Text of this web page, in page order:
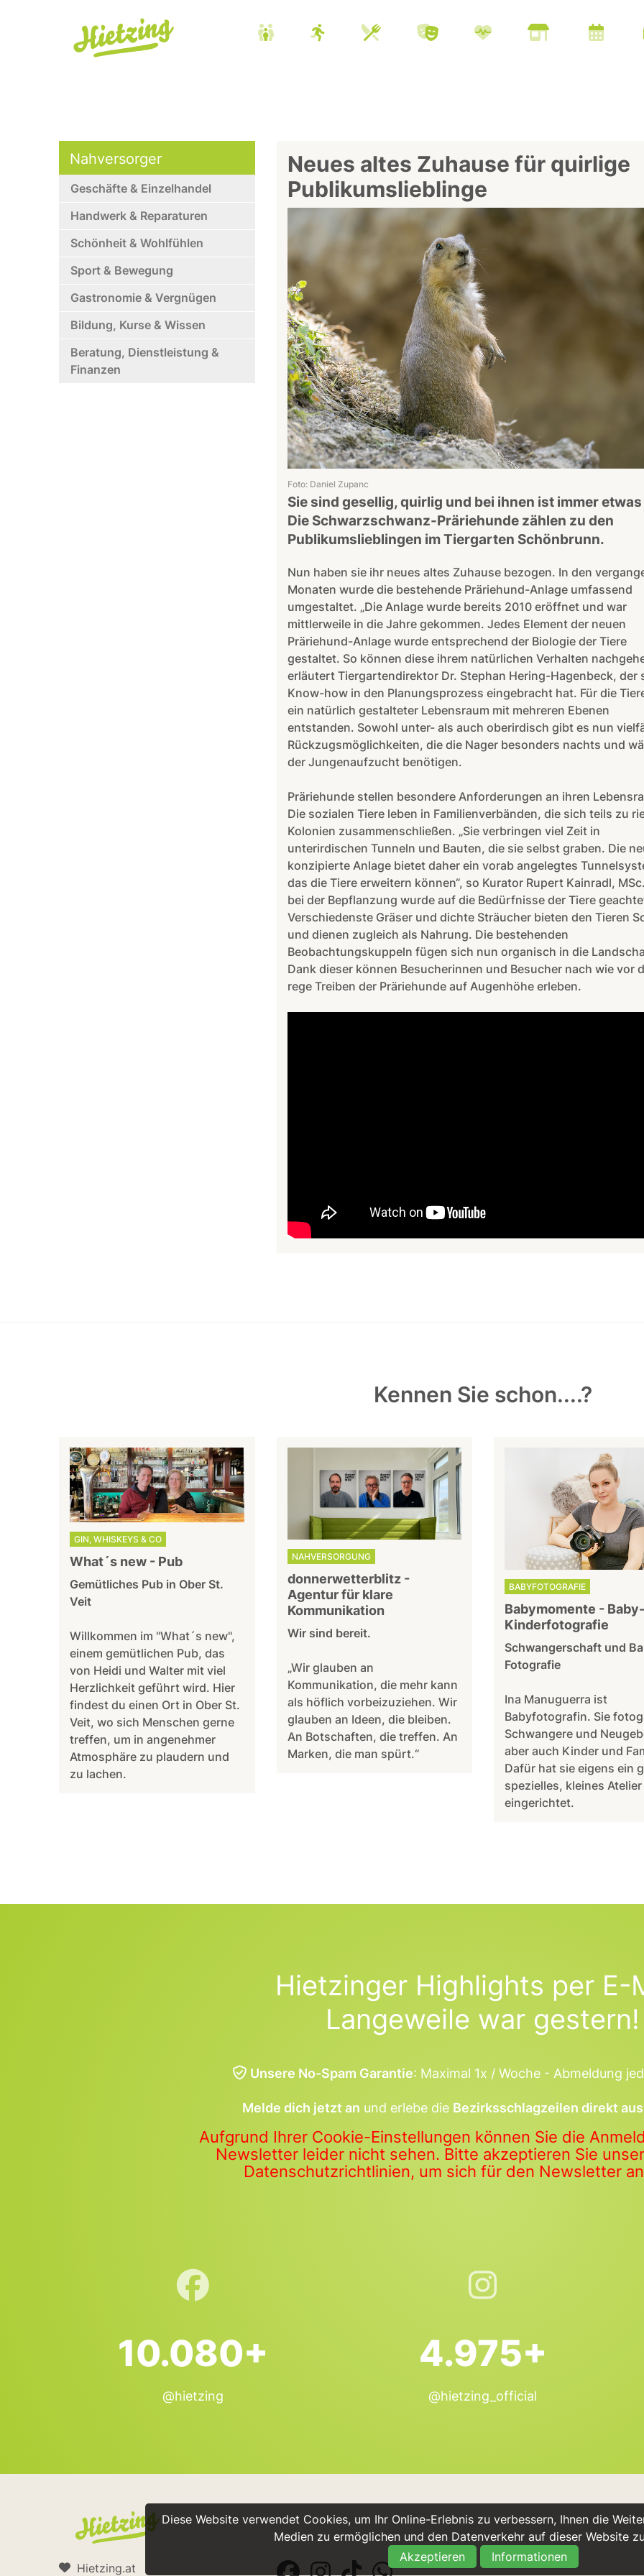
Diese Website verwendet Cookies, um Ihr Online-Erlebnis zu verbessern, Ihnen die
Medien zu ermöglichen und den Datenverkehr auf dieser Website
Akzeptieren
Informationen
Nahversorger
Geschäfte & Einzelhandel
Handwerk & Reparaturen
Schönheit & Wohlfühlen
Sport & Bewegung
Gastronomie & Vergnügen
Bildung, Kurse & Wissen
Beratung, Dienstleistung &
Finanzen
Neues altes Zuhause für quirlige
Publikumslieblinge
Foto: Daniel Zupanc
Sie sind gesellig, quirlig und bei ihnen ist immer
Die Schwarzschwanz-Präriehunde zählen zu den
Publikumslieblingen im Tiergarten Schönbrunn.
Nun haben sie ihr neues altes Zuhause bezogen. In den
Monaten wurde die bestehende Präriehund-Anlage umfassend
umgestaltet. „Die Anlage wurde bereits 2010 eröffnet und war
mittlerweile in die Jahre gekommen. Jedes Element der neuen
Präriehund-Anlage wurde entsprechend der Biologie der Tiere
gestaltet. So können diese ihrem natürlichen Verhalten
erläutert Tiergartendirektor Dr. Stephan Hering-Hagenbeck, der
Know-how in den Planungsprozess eingebracht hat. Für die
ein natürlich gestalteter Lebensraum mit mehreren Ebenen
entstanden. Sowohl unter- als auch oberirdisch gibt es nun
Rückzugsmöglichkeiten, die die Nager besonders nachts und
der Jungenaufzucht benötigen.
Präriehunde stellen besondere Anforderungen an ihren
Die sozialen Tiere leben in Familienverbänden, die sich teils zu
Kolonien zusammenschließen. „Sie verbringen viel Zeit in
unterirdischen Tunneln und Bauten, die sie selbst graben. Die
konzipierte Anlage bietet daher ein vorab angelegtes
das die Tiere erweitern können“, so Kurator Rupert Kainradl,
bei der Bepflanzung wurde auf die Bedürfnisse der Tiere
Verschiedenste Gräser und dichte Sträucher bieten den Tieren
und dienen zugleich als Nahrung. Die bestehenden
Beobachtungskuppeln fügen sich nun organisch in die
Dank dieser können Besucherinnen und Besucher nach wie vor
rege Treiben der Präriehunde auf Augenhöhe erleben.
Kennen Sie schon....?
GIN, WHISKEYS & CO
What´s new - Pub
Gemütliches Pub in Ober St.
Veit
Willkommen im "What´s new",
einem gemütlichen Pub, das
von Heidi und Walter mit viel
Herzlichkeit geführt wird. Hier
findest du einen Ort in Ober St.
Veit, wo sich Menschen gerne
treffen, um in angenehmer
Atmosphäre zu plaudern und
zu lachen.
NAHVERSORGUNG
donnerwetterblitz -
Agentur für klare
Kommunikation
Wir sind bereit.
„Wir glauben an
Kommunikation, die mehr kann
als höflich vorbeizuziehen. Wir
glauben an Ideen, die bleiben.
An Botschaften, die treffen. An
Marken, die man spürt.“
BABYFOTOGRAFIE
Babymomente -
Kinderfotografie
Schwangerschaft und
Fotografie
Ina Manuguerra ist
Babyfotografin. Sie
Schwangere und
aber auch Kinder und
Dafür hat sie eigens ein
spezielles, kleines Atelier
eingerichtet.
Hietzinger Highlights per E-
Langeweile war gestern!
Unsere No-Spam Garantie: Maximal 1x / Woche - Abmeldung
Melde dich jetzt an und erlebe die Bezirksschlagzeilen direkt
Aufgrund Ihrer Cookie-Einstellungen können Sie die
Newsletter leider nicht sehen. Bitte akzeptieren Sie
Datenschutzrichtlinien, um sich für den Newsletter
10.080+
@hietzing
4.975+
@hietzing_official
Hietzing.at